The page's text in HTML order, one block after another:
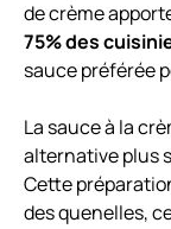
de crème
75% des
sauce préférée
La sauce à la
alternative plus
Cette
des quenelles,